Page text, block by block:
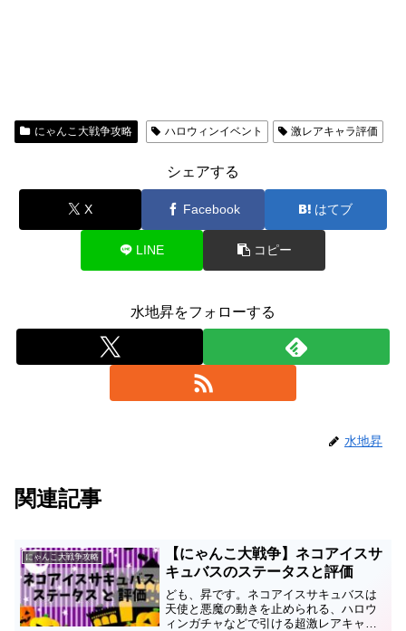
にゃんこ大戦争攻略 ハロウィンイベント 激レアキャラ評価
シェアする
X Facebook はてブ
LINE コピー
水地昇をフォローする
水地昇
関連記事
にゃんこ大戦争攻略
【にゃんこ大戦争】ネコアイスサ
キュバスのステータスと評価
ども、昇です。ネコアイスサキュバスは
天使と悪魔の動きを止められる、ハロウ
ィンガチャなどで引ける超激レアキャ